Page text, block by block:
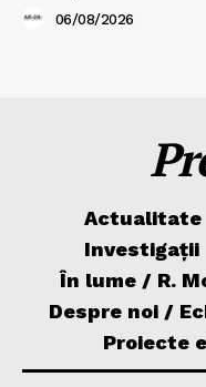
06/08/2026
Actualitate
Investigații
În lume / R.
Despre noi /
Proiecte